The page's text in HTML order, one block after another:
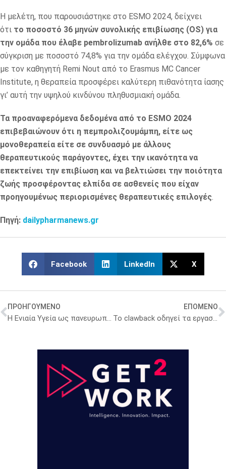
Η μελέτη, που παρουσιάστηκε στο ESMO 2024, δείχνει
ότι το ποσοστό 36 μηνών συνολικής επιβίωσης (OS) για
την ομάδα που έλαβε pembrolizumab ανήλθε στο 82,6% σε
σύγκριση με ποσοστό 74,8% για την ομάδα ελέγχου. Σύμφωνα
με τον καθηγητή Remi Nout από το Erasmus MC Cancer
Institute, η θεραπεία προσφέρει καλύτερη πιθανότητα ίασης
γι’ αυτή την υψηλού κινδύνου πληθυσμιακή ομάδα.
Τα προαναφερόμενα δεδομένα από το ESMO 2024
επιβεβαιώνουν ότι η πεμπρολιζουμάμπη, είτε ως
μονοθεραπεία είτε σε συνδυασμό με άλλους
θεραπευτικούς παράγοντες, έχει την ικανότητα να
επεκτείνει την επιβίωση και να βελτιώσει την ποιότητα
ζωής προσφέροντας ελπίδα σε ασθενείς που είχαν
προηγουμένως περιορισμένες θεραπευτικές επιλογές.
Πηγή: dailypharmanews.gr
Facebook LinkedIn X
ΠΡΟΗΓΟΥΜΕΝΟ
Η Ενιαία Υγεία ως πανευρωπαϊκή και παγκόσμια προτεραιότητα
ΕΠΟΜΕΝΟ
Το clawback οδηγεί τα εργαστήρια σε κλείσιμο, υποστηρίζει η Ελληνική Μικροβιολογική Εταιρεία